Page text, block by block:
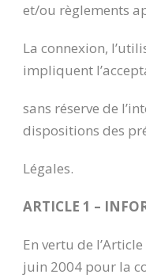
et/ou règlements
La connexion,
impliquent
sans réserve de
dispositions des
Légales.
ARTICLE 1 –
En vertu de
juin 2004 pour la